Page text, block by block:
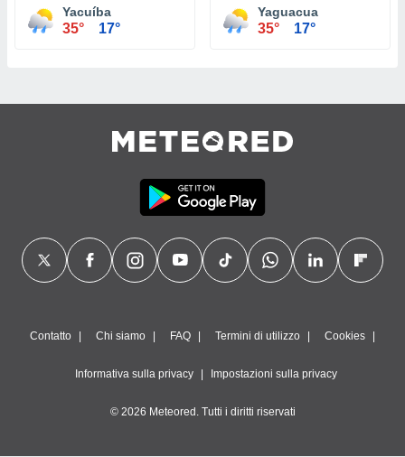
Yacuíba
35° 17°
Yaguacua
35° 17°
Contatto Chi siamo FAQ Termini di utilizzo Cookies
Informativa sulla privacy Impostazioni sulla privacy
© 2026 Meteored. Tutti i diritti riservati